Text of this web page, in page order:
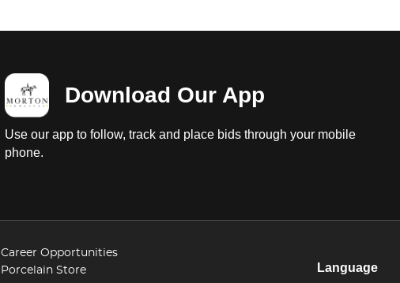
Download Our App
Use our app to follow, track and place bids through your mobile
phone.
Career Opportunities
Porcelain Store
Language